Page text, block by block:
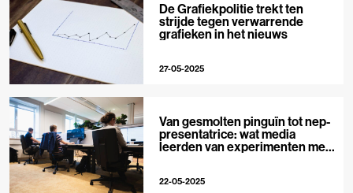
De Grafiekpolitie trekt ten
strijde tegen verwarrende
grafieken in het nieuws
27-05-2025
Van gesmolten pinguïn tot nep-
presentatrice: wat media
leerden van experimenten met
22-05-2025